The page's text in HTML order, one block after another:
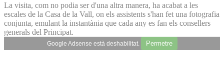
La visita, com no podia ser d'una altra manera, ha acabat a les
escales de la Casa de la Vall, on els assistents s'han fet una fotografia
conjunta, emulant la instantània que cada any es fan els consellers
generals del Principat.
Google Adsense està deshabilitat. Permetre